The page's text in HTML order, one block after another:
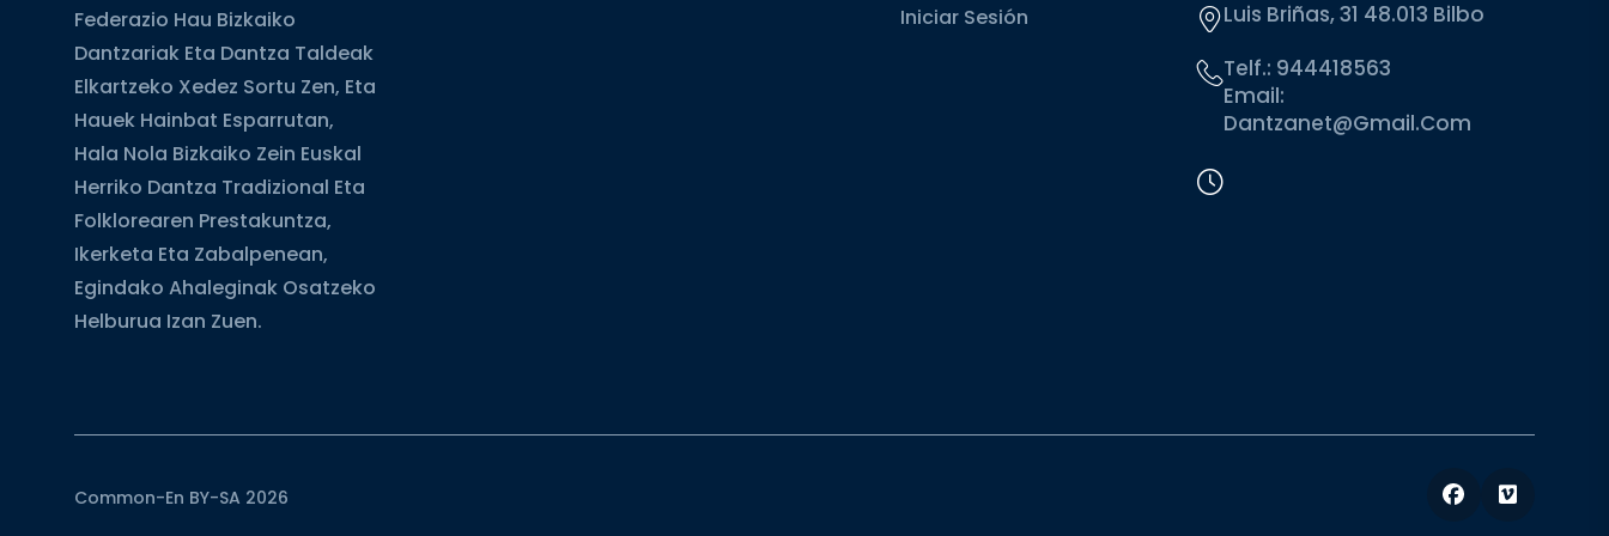
Federazio Hau Bizkaiko
Dantzariak Eta Dantza Taldeak
Elkartzeko Xedez Sortu Zen, Eta
Hauek Hainbat Esparrutan,
Hala Nola Bizkaiko Zein Euskal
Herriko Dantza Tradizional Eta
Folklorearen Prestakuntza,
Ikerketa Eta Zabalpenean,
Egindako Ahaleginak Osatzeko
Helburua Izan Zuen.
Iniciar Sesión
Luis Briñas, 31 48.013 Bilbo
Telf.: 944418563
Email:
Dantzanet@gmail.com
Common-En BY-SA 2026 Facebook
Vimeo